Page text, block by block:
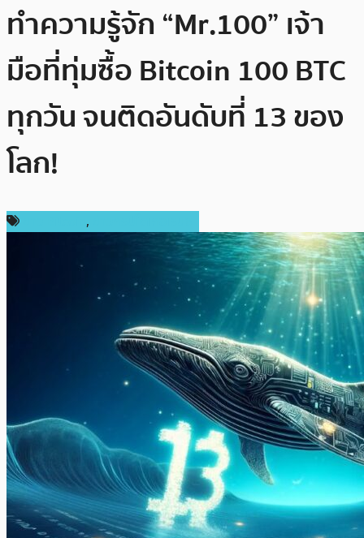
ทำความรู้จัก “Mr.100” เจ้า
มือที่ทุ่มซื้อ Bitcoin 100 BTC
ทุกวัน จนติดอันดับที่ 13 ของ
โลก!
,